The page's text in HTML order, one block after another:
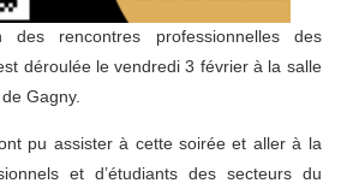
des rencontres professionnelles des
déroulée le vendredi 3 février à la salle
Gagny.
pu assister à cette soirée et aller à la
et d’étudiants des secteurs du